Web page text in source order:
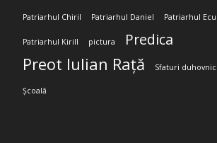
Patriarhul Chiril Patriarhul Daniel Patriarhul
Patriarhul Kirill pictura Predica
Preot Iulian Rață Sfaturi
Școală